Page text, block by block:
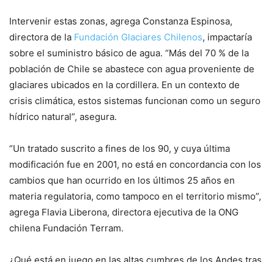
Intervenir estas zonas, agrega Constanza Espinosa,
directora de la Fundación Glaciares Chilenos, impactaría
sobre el suministro básico de agua. “Más del 70 % de la
población de Chile se abastece con agua proveniente de
glaciares ubicados en la cordillera. En un contexto de
crisis climática, estos sistemas funcionan como un seguro
hídrico natural”, asegura.
“Un tratado suscrito a fines de los 90, y cuya última
modificación fue en 2001, no está en concordancia con los
cambios que han ocurrido en los últimos 25 años en
materia regulatoria, como tampoco en el territorio mismo”,
agrega Flavia Liberona, directora ejecutiva de la ONG
chilena Fundación Terram.